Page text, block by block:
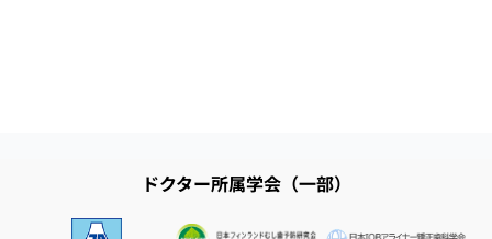
ドクター所属学会（一部）